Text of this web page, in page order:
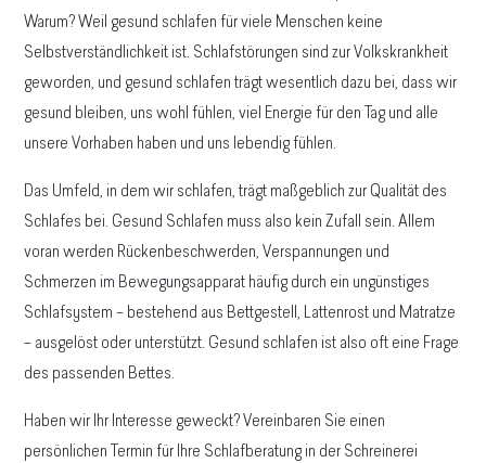
Warum? Weil gesund schlafen für viele Menschen keine
Selbstverständlichkeit ist. Schlafstörungen sind zur Volkskrankheit
geworden, und gesund schlafen trägt wesentlich dazu bei, dass wir
gesund bleiben, uns wohl fühlen, viel Energie für den Tag und alle
unsere Vorhaben haben und uns lebendig fühlen.
Das Umfeld, in dem wir schlafen, trägt maßgeblich zur Qualität des
Schlafes bei. Gesund Schlafen muss also kein Zufall sein. Allem
voran werden Rückenbeschwerden, Verspannungen und
Schmerzen im Bewegungsapparat häufig durch ein ungünstiges
Schlafsystem – bestehend aus Bettgestell, Lattenrost und Matratze
– ausgelöst oder unterstützt. Gesund schlafen ist also oft eine Frage
des passenden Bettes.
Haben wir Ihr Interesse geweckt? Vereinbaren Sie einen
persönlichen Termin für Ihre Schlafberatung in der Schreinerei